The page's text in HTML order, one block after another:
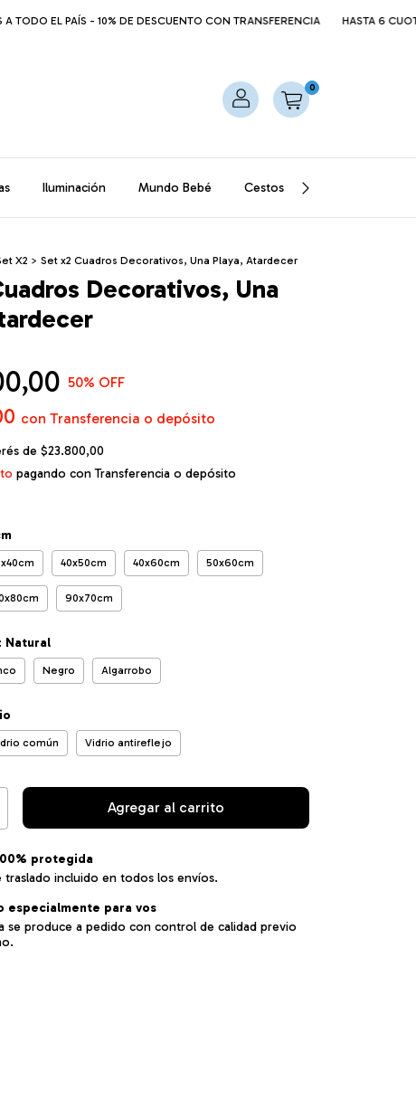
- 10% DE DESCUENTO CON TRANSFERENCIA HASTA 6 CUOTAS SIN
0
Iluminación Mundo Bebé Cestos
X2 > Set x2 Cuadros Decorativos, Una Playa, Atardecer
Decorativos, Una
50% OFF
con Transferencia o depósito
de $23.800,00
pagando con Transferencia o depósito
40x50cm 40x60cm 50x60cm
90x70cm
Natural
Negro Algarrobo
común Vidrio antireflejo
protegida
traslado incluido en todos los envíos.
especialmente para vos
se produce a pedido con control de calidad previo